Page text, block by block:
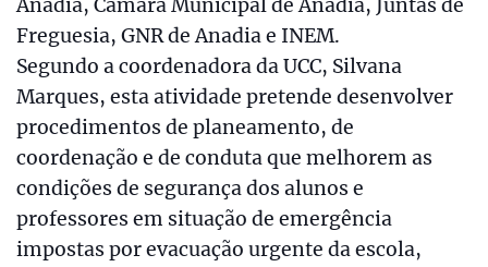
Anadia, Câmara Municipal de Anadia, Juntas de
Freguesia, GNR de Anadia e INEM.
Segundo a coordenadora da UCC, Silvana
Marques, esta atividade pretende desenvolver
procedimentos de planeamento, de
coordenação e de conduta que melhorem as
condições de segurança dos alunos e
professores em situação de emergência
impostas por evacuação urgente da escola,